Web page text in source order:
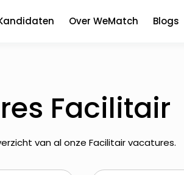
Over WeMatch Blogs
Facilitair
van al onze Facilitair vacatures.